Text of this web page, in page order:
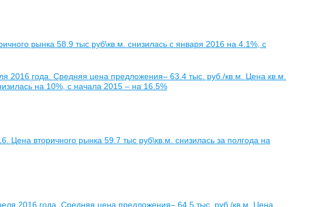
рынка 58.9 тыс руб\кв.м. снизилась с января 2016 на 4.1%, с
2016 года. Средняя цена предложения– 63.4 тыс. руб./кв.м. Цена кв.м.
на 10%, с начала 2015 – на 16.5%
Цена вторичного рынка 59.7 тыс руб\кв.м. снизилась за полгода на
2016 года. Средняя цена предложения– 64.5 тыс. руб./кв.м. Цена